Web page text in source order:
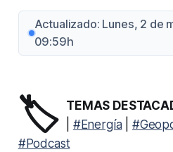
Actualizado: Lunes, 2 de
09:59h
🏷️ TEMAS
#Energía|
#Podcast